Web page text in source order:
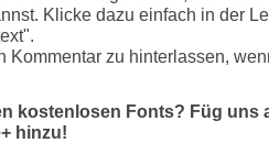
Klicke dazu einfach in der
Kommentar zu hinterlassen,
kostenlosen Fonts? Füg uns
hinzu!